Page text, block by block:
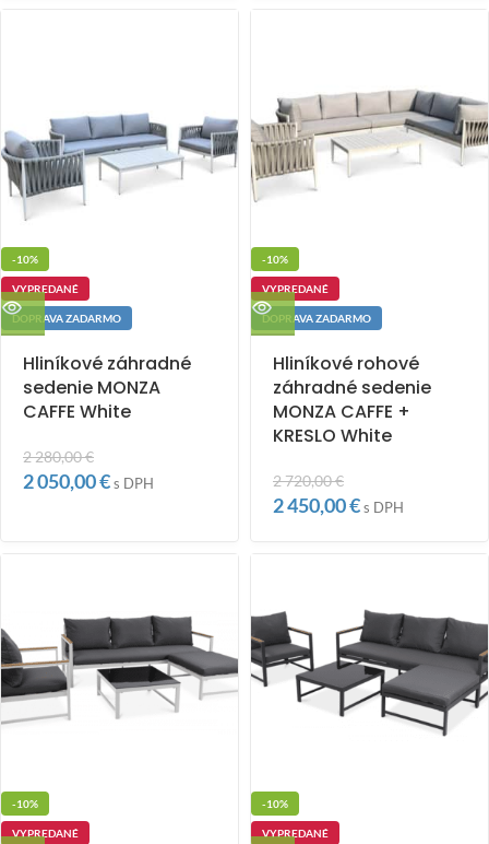
-10%
VYPREDANÉ
DOPRAVA ZADARMO
Hliníkové záhradné
sedenie MONZA
CAFFE White
2 280,00€
2 050,00€s DPH
-10%
VYPREDANÉ
DOPRAVA ZADARMO
Hliníkové rohové
záhradné sedenie
MONZA CAFFE +
KRESLO White
2 720,00€
2 450,00€s DPH
-10%
VYPREDANÉ
-10%
VYPREDANÉ